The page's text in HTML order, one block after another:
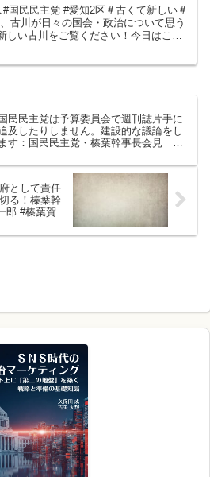
国民民主党 #愛知2区＃古くて新しい＃
古川が日々の国会・政治について思う
しい古川をご覧ください！今日はこれ
民民主党は予算委員会で週刊誌片手に
及したりしません。建設的な議論をし
ます：国民民主党・榛葉幹事長会見
として責任
る！榛葉幹
郎 #榛葉賀津